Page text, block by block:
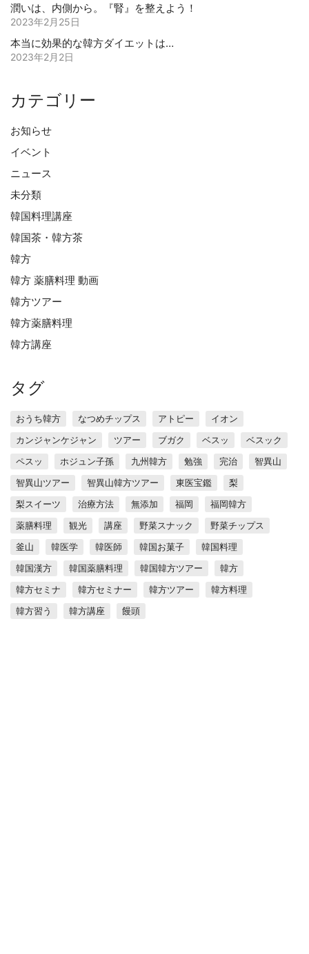
潤いは、内側から。『腎』を整えよう！
2023年2月25日
本当に効果的な韓方ダイエットは…
2023年2月2日
カテゴリー
お知らせ
イベント
ニュース
未分類
韓国料理講座
韓国茶・韓方茶
韓方
韓方 薬膳料理 動画
韓方ツアー
韓方薬膳料理
韓方講座
タグ
おうち韓方 なつめチップス アトピー
イオン
カンジャンケジャン
ツアー ブガク ベスッ
ベスック
ペスッ
ホジュン子孫 九州韓方 勉強 完治
智異山
智異山ツアー
智異山韓方ツアー 東医宝鑑
梨
梨スイーツ
治療方法 無添加 福岡
福岡韓方
薬膳料理
観光 講座 野菜スナック
野菜チップス
釜山
韓医学 韓医師 韓国お菓子
韓国料理
韓国漢方
韓国薬膳料理 韓国韓方ツアー
韓方
韓方セミナ
韓方セミナー 韓方ツアー
韓方料理
韓方習う
韓方講座 饅頭